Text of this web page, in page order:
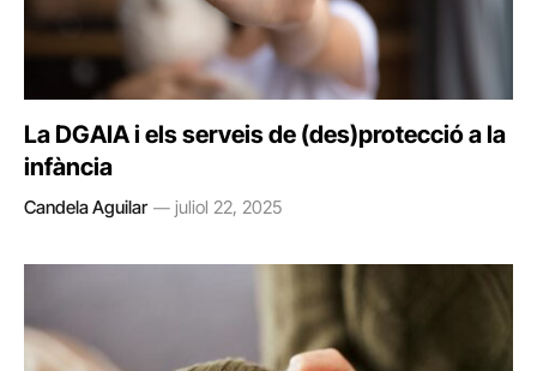
La DGAIA i els serveis de (des)protecció a la
infància
Candela Aguilar juliol 22, 2025